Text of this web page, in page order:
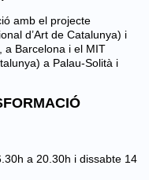
amb el projecte
d’Art de Catalunya) i
a Barcelona i el MIT
a Palau-Solità i
a 20.30h i dissabte 14